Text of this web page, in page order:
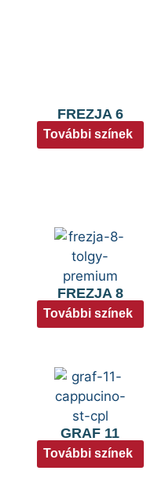
FREZJA 6
További színek
FREZJA 8
További színek
GRAF 11
További színek